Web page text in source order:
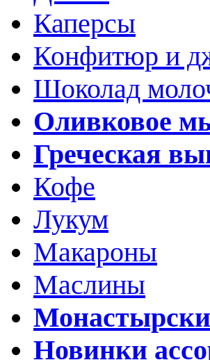
Каперсы
Конфитюр и
Шоколад
Оливковое
Греческая
Кофе
Лукум
Макароны
Маслины
Новинки